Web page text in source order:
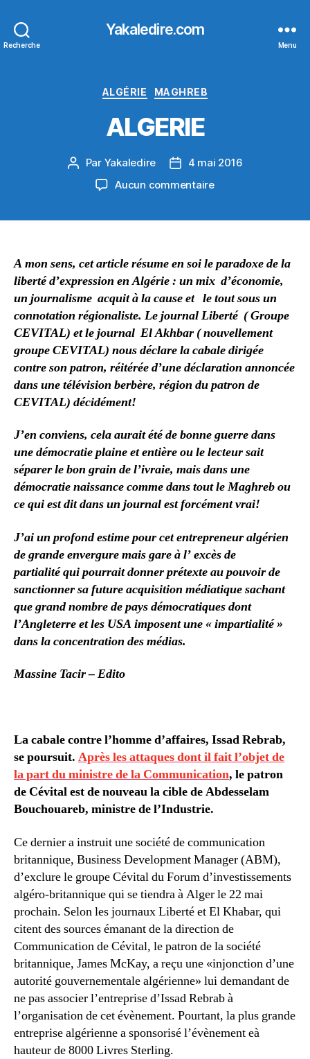
Recherche
Yakaledire.com
Menu
Catégories
ALGÉRIE MAGHREB
ALGERIE
Auteur
l’article
Par Yakaledire
Date4 mai 2016
Aucun commentairesur
A mon sens, cet article résume en soi le paradoxe de la
liberté d’expression en Algérie : un mix d’économie,
un journalisme acquit à la cause et le tout sous un
connotation régionaliste. Le journal Liberté ( Groupe
CEVITAL) et le journal El Akhbar ( nouvellement
groupe CEVITAL) nous déclare la cabale dirigée
contre son patron, réitérée d’une déclaration annoncée
dans une télévision berbère, région du patron de
CEVITAL) décidément!
J’en conviens, cela aurait été de bonne guerre dans
une démocratie plaine et entière ou le lecteur sait
séparer le bon grain de l’ivraie, mais dans une
démocratie naissance comme dans tout le Maghreb ou
ce qui est dit dans un journal est forcément vrai!
J’ai un profond estime pour cet entrepreneur algérien
de grande envergure mais gare à l’ excès de
partialité qui pourrait donner prétexte au pouvoir de
sanctionner sa future acquisition médiatique sachant
que grand nombre de pays démocratiques dont
l’Angleterre et les USA imposent une « impartialité »
dans la concentration des médias.
Massine Tacir – Edito
La cabale contre l’homme d’affaires, Issad Rebrab,
se poursuit. Après les attaques dont il fait l’objet de
la part du ministre de la Communication, le patron
de Cévital est de nouveau la cible de Abdesselam
Bouchouareb, ministre de l’Industrie.
Ce dernier a instruit une société de communication
britannique, Business Development Manager (ABM),
d’exclure le groupe Cévital du Forum d’investissements
algéro-britannique qui se tiendra à Alger le 22 mai
prochain. Selon les journaux Liberté et El Khabar, qui
citent des sources émanant de la direction de
Communication de Cévital, le patron de la société
britannique, James McKay, a reçu une «injonction d’une
autorité gouvernementale algérienne» lui demandant de
ne pas associer l’entreprise d’Issad Rebrab à
l’organisation de cet évènement. Pourtant, la plus grande
entreprise algérienne a sponsorisé l’évènement eà
hauteur de 8000 Livres Sterling.